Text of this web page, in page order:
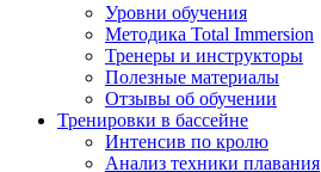
Уровни обучения
Методика Total Immersion
Тренеры и инструкторы
Полезные материалы
Отзывы об обучении
Тренировки в бассейне
Интенсив по кролю
Анализ техники плавания